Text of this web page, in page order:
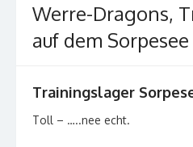
Werre-Dragons,
auf dem Sorpesee
Trainingslager
Toll – …..nee echt.